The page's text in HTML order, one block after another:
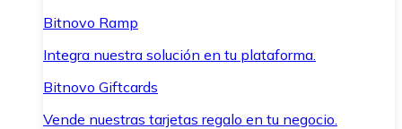
Bitnovo Ramp
Integra nuestra solución en tu plataforma.
Bitnovo Giftcards
Vende nuestras tarjetas regalo en tu negocio.